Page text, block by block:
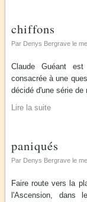
chiffons
Par Denys Bergrave le
Claude Guéant
consacrée à une
décidé d'une série
Lire la suite
paniqués
Par Denys Bergrave le
Faire route vers la
l'Ascension, dans